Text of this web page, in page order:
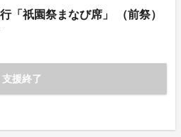
「祇園祭まなび席」 （前祭）
支援終了